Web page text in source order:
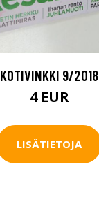
KOTIVINKKI 9/2018
4 EUR
LISÄTIETOJA